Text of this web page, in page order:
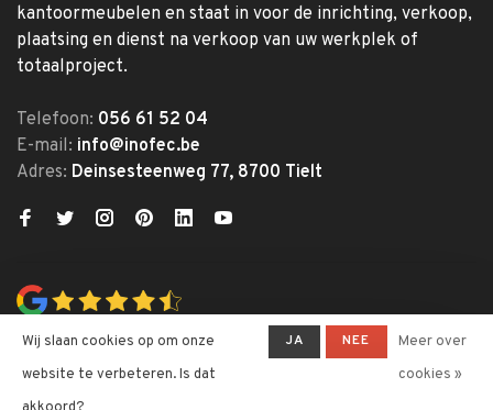
kantoormeubelen en staat in voor de inrichting, verkoop,
plaatsing en dienst na verkoop van uw werkplek of
totaalproject.
Telefoon: 056 61 52 04
E-mail: info@inofec.be
Adres: Deinsesteenweg 77, 8700 Tielt
Wij slaan cookies op om onze
website te verbeteren. Is dat
JA NEE
Meer over
cookies »